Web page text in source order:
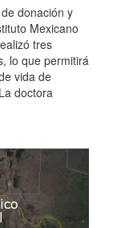
donación y
Mexicano
tres
lo que permitirá
vida de
doctora